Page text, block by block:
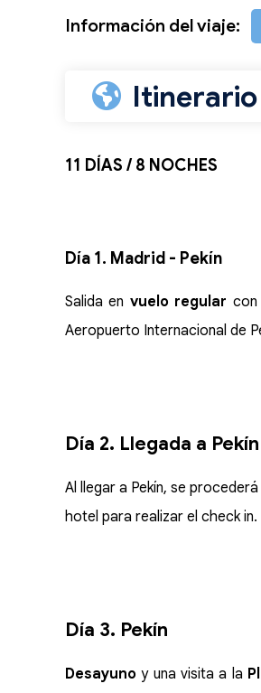
Información del viaje:
Itinerario
11 DÍAS / 8 NOCHES
Día 1. Madrid - Pekín
Salida en vuelo regular con
Aeropuerto Internacional de
Día 2. Llegada a Pekín
Al llegar a Pekín, se
hotel para realizar el check
Día 3. Pekín
Desayunoy una visita a la